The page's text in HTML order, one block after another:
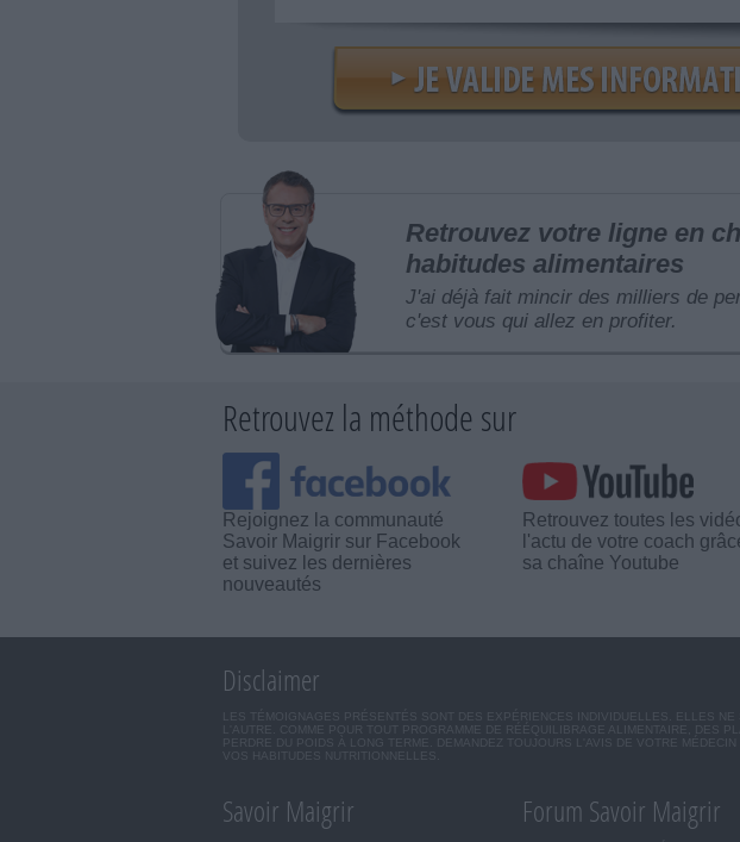
Retrouvez votre ligne en
habitudes alimentaires
J'ai déjà fait mincir des milliers de
c'est vous qui allez en profiter.
Retrouvez la méthode sur
Rejoignez la communauté
Savoir Maigrir sur Facebook
et suivez les dernières
nouveautés
Retrouvez toutes les
l'actu de votre coach
sa chaîne Youtube
Disclaimer
LES TÉMOIGNAGES PRÉSENTÉS SONT DES EXPÉRIENCES INDIVIDUELLES. ELLES
L'AUTRE. COMME POUR TOUT PROGRAMME DE RÉÉQUILIBRAGE ALIMENTAIRE, DES
PERDRE DU POIDS À LONG TERME. DEMANDEZ TOUJOURS L'AVIS DE VOTRE
VOS HABITUDES NUTRITIONNELLES.
Savoir Maigrir Forum Savoir Maigrir